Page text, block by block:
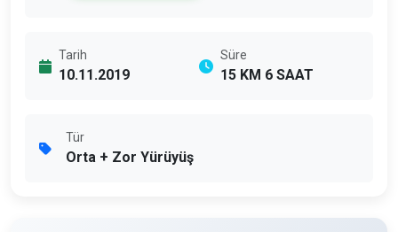
Tarih
10.11.2019
Süre
15 KM 6 SAAT
Tür
Orta + Zor Yürüyüş